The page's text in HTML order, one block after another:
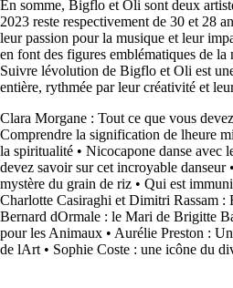
En somme, Bigflo et Oli sont deux
2023 reste respectivement de 30 et 28
leur passion pour la musique et leur
en font des figures emblématiques de la
Suivre lévolution de Bigflo et Oli est
entière, rythmée par leur créativité et
Clara Morgane : Tout ce que vous
Comprendre la signification de lheure
la spiritualité • Nicocapone danse avec
devez savoir sur cet incroyable danseur•
mystère du grain de riz • Qui est
Charlotte Casiraghi et Dimitri Rassam :
Bernard dOrmale : le Mari de Brigitte
pour les Animaux • Aurélie Preston :
de lArt • Sophie Coste : une icône du